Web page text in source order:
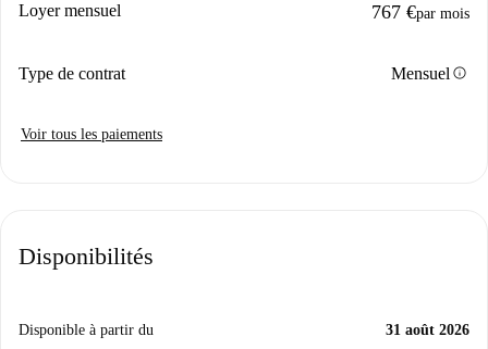
Loyer mensuel 767 €par mois
Type de contrat Mensuel info
Voir tous les paiements
Disponibilités
Disponible à partir du 31 août 2026